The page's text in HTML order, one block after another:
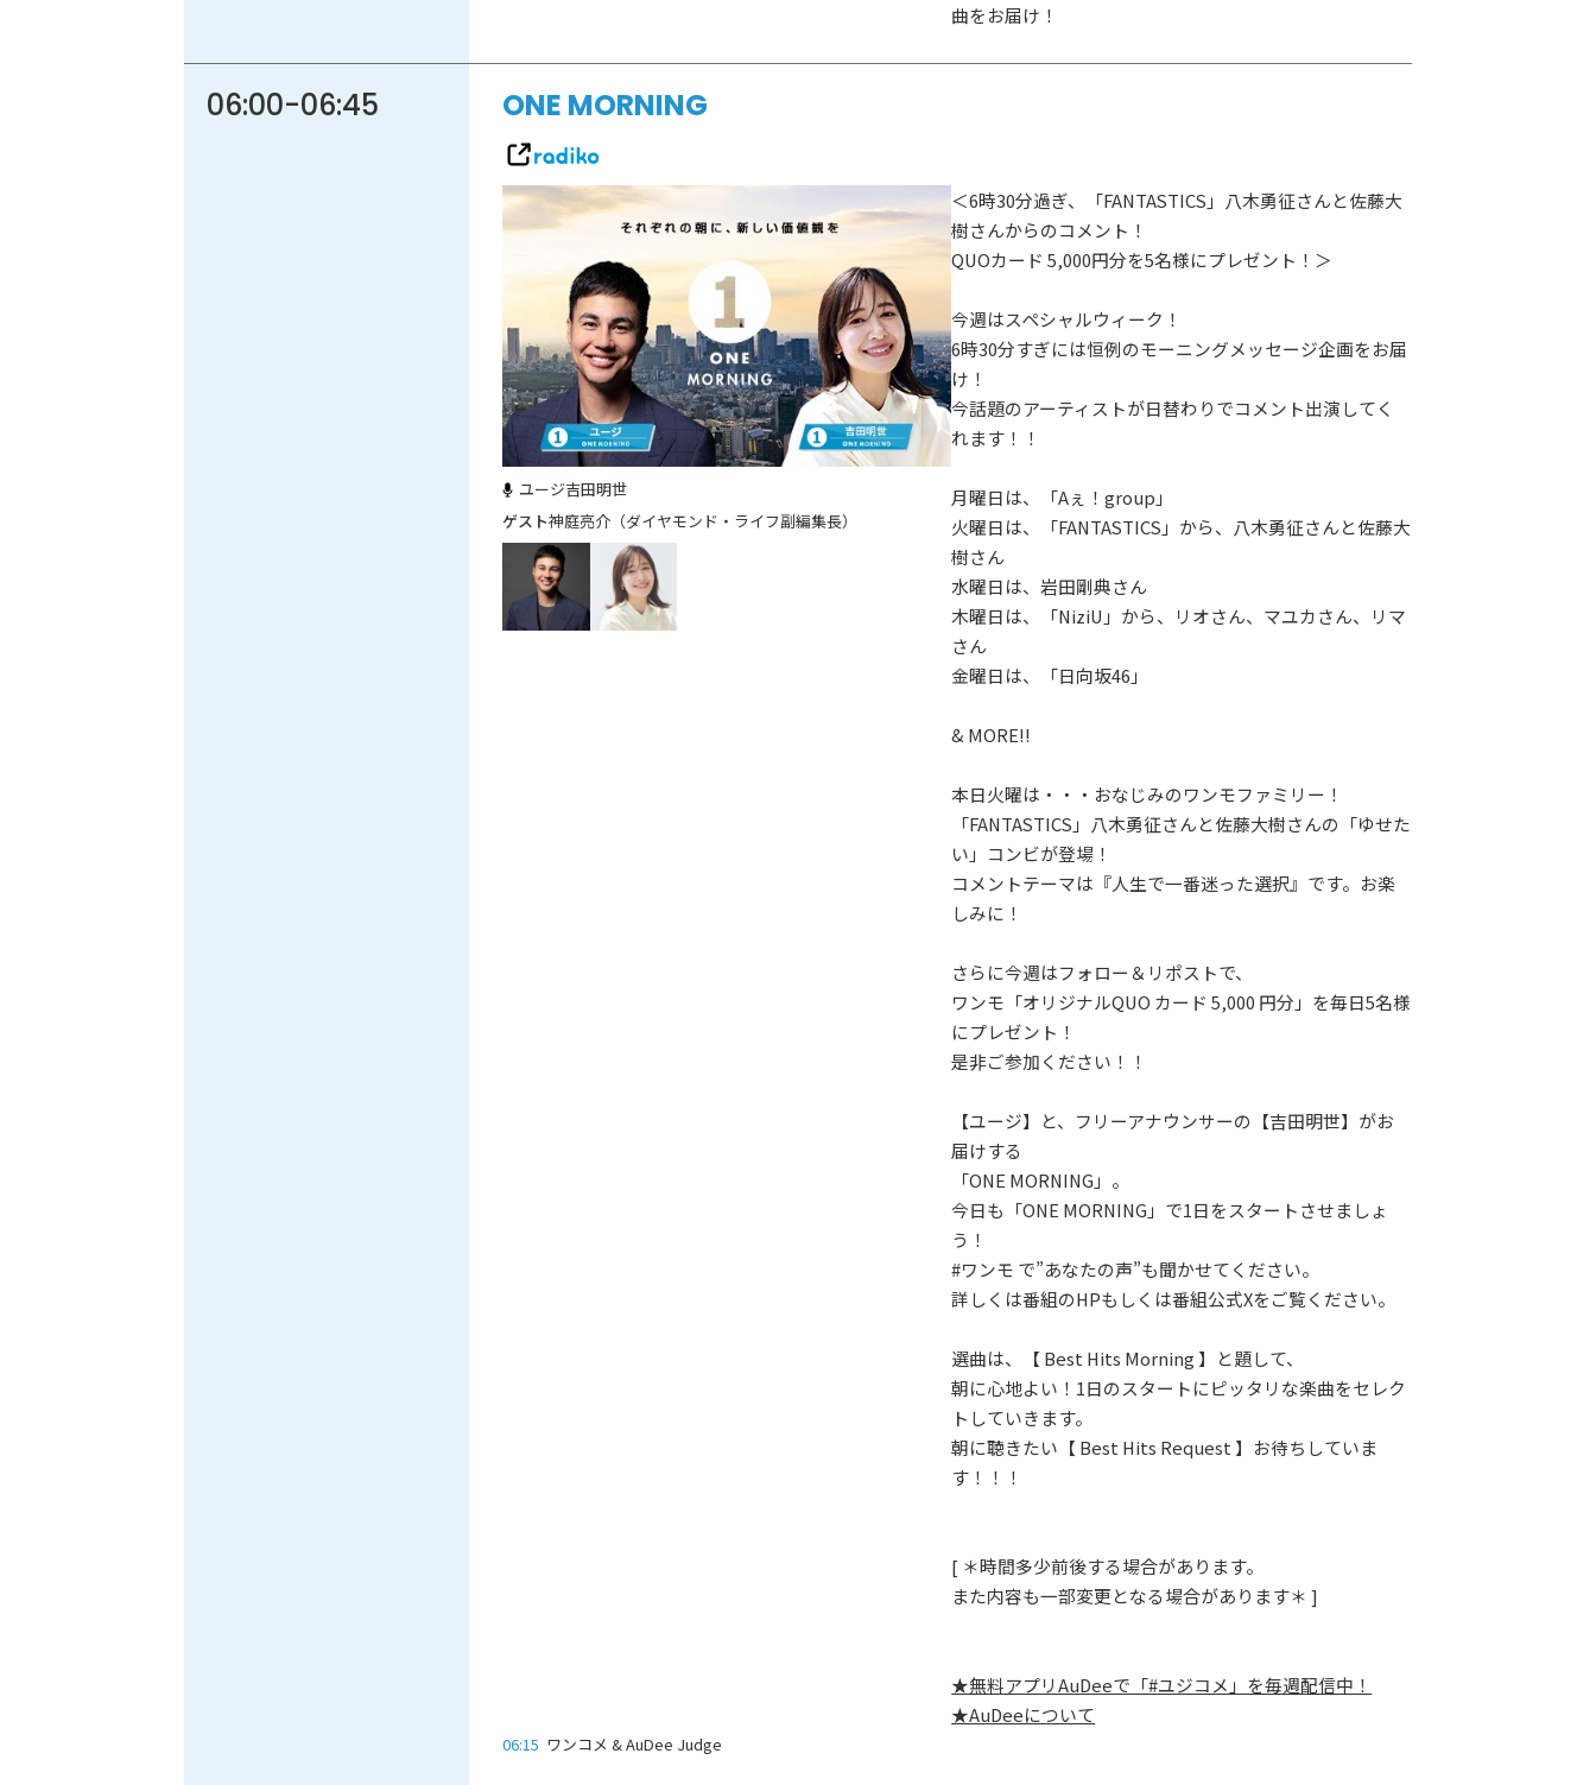
STAY TUNED!STAY TUNED!バックナンバー
ラジオ広告
採用情報
82.0MHz
曲をお届け！
06:00-06:45 ONE MORNING
ユージ吉田明世
神庭亮介（ダイヤモンド・ライフ副編集長）
＜6時30分過ぎ、「FANTASTICS」八木勇征さんと佐藤大
樹さんからのコメント！
QUOカード 5,000円分を5名様にプレゼント！＞
今週はスペシャルウィーク！
6時30分すぎには恒例のモーニングメッセージ企画をお届
け！
今話題のアーティストが日替わりでコメント出演してく
れます！！
月曜日は、「Aぇ！group」
火曜日は、「FANTASTICS」から、八木勇征さんと佐藤大
樹さん
水曜日は、岩田剛典さん
木曜日は、「NiziU」から、リオさん、マユカさん、リマ
さん
金曜日は、「日向坂46」
& MORE!!
本日火曜は・・・おなじみのワンモファミリー！
「FANTASTICS」八木勇征さんと佐藤大樹さんの「ゆせた
い」コンビが登場！
コメントテーマは『人生で一番迷った選択』です。お楽
しみに！
さらに今週はフォロー＆リポストで、
ワンモ「オリジナルQUO カード 5,000 円分」を毎日5名様
にプレゼント！
是非ご参加ください！！
【ユージ】と、フリーアナウンサーの【吉田明世】がお
届けする
「ONE MORNING」。
今日も「ONE MORNING」で1日をスタートさせましょ
う！
#ワンモ で”あなたの声”も聞かせてください。
詳しくは番組のHPもしくは番組公式Xをご覧ください。
選曲は、【 Best Hits Morning 】と題して、
朝に心地よい！1日のスタートにピッタリな楽曲をセレク
トしていきます。
朝に聴きたい【 Best Hits Request 】お待ちしていま
す！！！
[ ＊時間多少前後する場合があります。
また内容も一部変更となる場合があります＊ ]
★無料アプリAuDeeで「#ユジコメ」を毎週配信中！
★AuDeeについて
06:15 ワンコメ & AuDee Judge